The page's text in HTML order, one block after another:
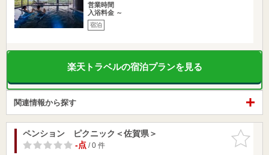
営業時間
入浴料金 ～
宿泊
楽天トラベルの宿泊プランを見る
関連情報から探す
お気に入
りに追加
ペンション ピクニック＜佐賀県＞
-点/ 0 件